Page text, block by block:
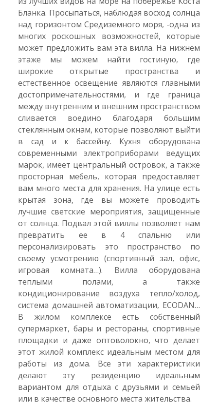
Бланка. Просыпаться, наблюдая восход солнца
над горизонтом Средиземного моря, -одна из
многих роскошных возможностей, которые
может предложить вам эта вилла. На нижнем
этаже мы можем найти гостиную, где
широкие открытые пространства и
естественное освещение являются главными
достопримечательностями, и где граница
между внутренним и внешним пространством
сливается воедино благодаря большим
стеклянным окнам, которые позволяют выйти
в сад и к бассейну. Кухня оборудована
современными электроприборами ведущих
марок, имеет центральный островок, а также
просторная мебель, которая предоставляет
вам много места для хранения. На улице есть
крытая зона, где вы можете проводить
лучшие светские мероприятия, защищенные
от солнца. Подвал этой виллы позволяет нам
превратить ее в 4 спальню или
персонализировать это пространство по
своему усмотрению (спортивный зал, офис,
игровая комната…). Вилла оборудована
теплыми полами, а также
кондиционирование воздуха тепло/холод,
система домашней автоматизации, ECODAN…
В жилом комплексе есть собственный
супермаркет, бары и рестораны, спортивные
площадки и даже оптоволокно, что делает
этот жилой комплекс идеальным местом для
работы из дома. Все эти характеристики
делают эту резиденцию идеальным
вариантом для отдыха с друзьями и семьей
или в качестве основного места жительства.